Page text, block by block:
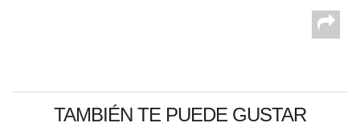
TAMBIÉN TE PUEDE GUSTAR